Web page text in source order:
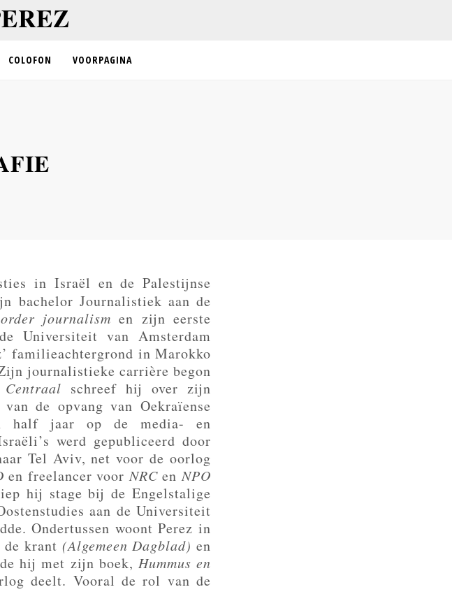
COLOFON VOORPAGINA
in Israël en de Palestijnse
bachelor Journalistiek aan de
journalism en zijn eerste
Universiteit van Amsterdam
familieachtergrond in Marokko
journalistieke carrière begon
schreef hij over zijn
de opvang van Oekraïense
half jaar op de media- en
werd gepubliceerd door
Tel Aviv, net voor de oorlog
en freelancer voorNRCenNPO
hij stage bij de Engelstalige
aan de Universiteit
Ondertussen woont Perez in
de krant (Algemeen Dagblad)en
hij met zijn boek, Hummus en
deelt. Vooral de rol van de